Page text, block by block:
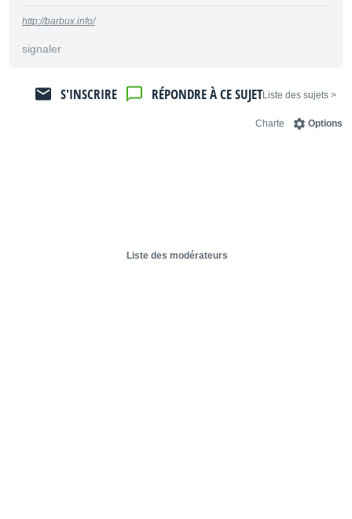
http://barbux.info/
signaler
< Liste des sujets
RÉPONDRE À CE SUJET
S'INSCRIRE
Options
Charte
Liste des modérateurs